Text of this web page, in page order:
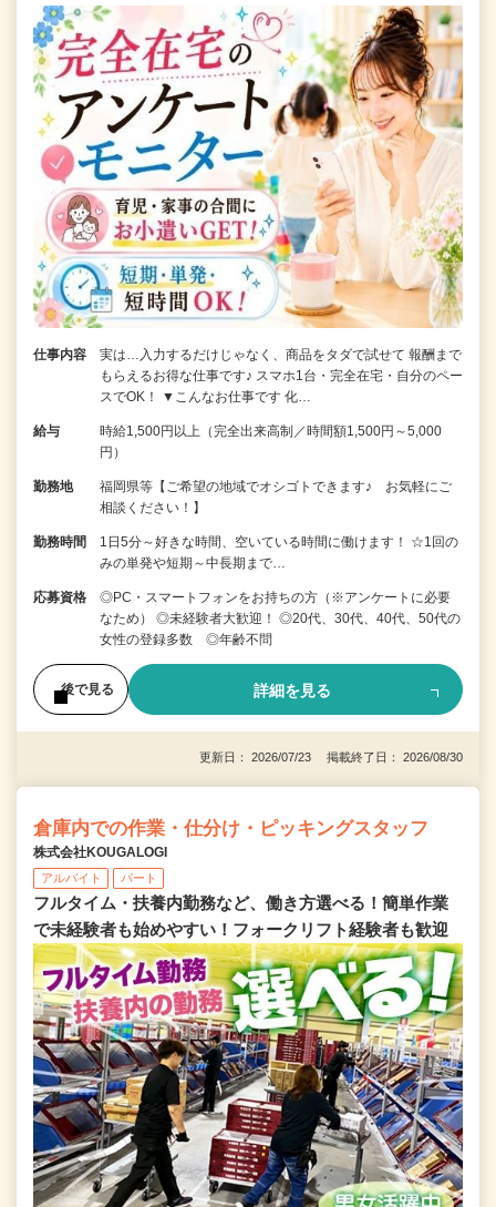
仕事内容
実は…入力するだけじゃなく、商品をタダで試せて 報酬まで
もらえるお得な仕事です♪ スマホ1台・完全在宅・自分のペー
スでOK！ ▼こんなお仕事です 化…
給与
時給1,500円以上（完全出来高制／時間額1,500円～5,000
円）
勤務地
福岡県等【ご希望の地域でオシゴトできます♪ お気軽にご
相談ください！】
勤務時間
1日5分～好きな時間、空いている時間に働けます！ ☆1回の
みの単発や短期～中長期まで…
応募資格
◎PC・スマートフォンをお持ちの方（※アンケートに必要
なため） ◎未経験者大歓迎！ ◎20代、30代、40代、50代の
女性の登録多数 ◎年齢不問
後で見る 詳細を見る
更新日： 2026/07/23 掲載終了日： 2026/08/30
倉庫内での作業・仕分け・ピッキングスタッフ
株式会社KOUGALOGI
アルバイト パート
フルタイム・扶養内勤務など、働き方選べる！簡単作業
で未経験者も始めやすい！フォークリフト経験者も歓迎